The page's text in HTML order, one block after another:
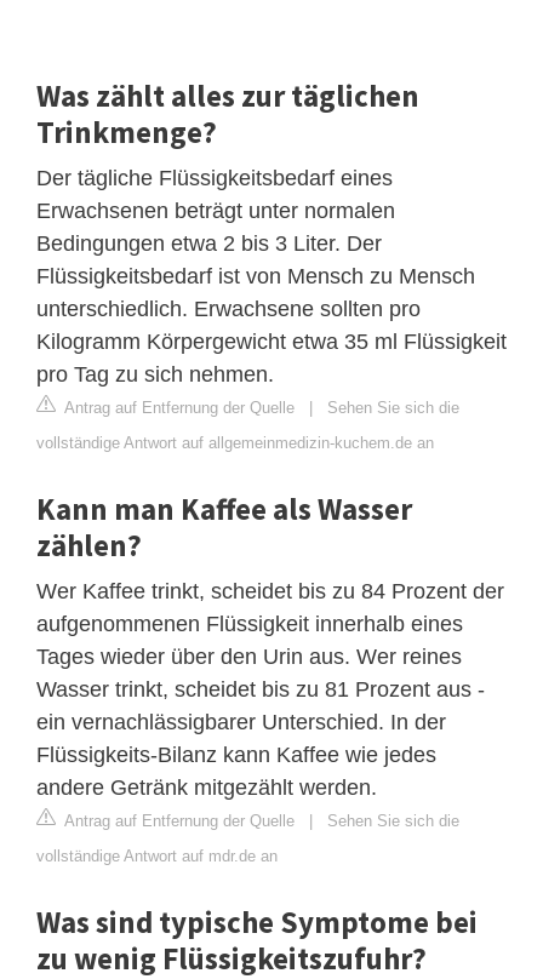
Was zählt alles zur täglichen
Trinkmenge?
Der tägliche Flüssigkeitsbedarf eines
Erwachsenen beträgt unter normalen
Bedingungen etwa 2 bis 3 Liter. Der
Flüssigkeitsbedarf ist von Mensch zu Mensch
unterschiedlich. Erwachsene sollten pro
Kilogramm Körpergewicht etwa 35 ml Flüssigkeit
pro Tag zu sich nehmen.
Antrag auf Entfernung der Quelle | Sehen Sie sich die
vollständige Antwort auf allgemeinmedizin-kuchem.de an
Kann man Kaffee als Wasser
zählen?
Wer Kaffee trinkt, scheidet bis zu 84 Prozent der
aufgenommenen Flüssigkeit innerhalb eines
Tages wieder über den Urin aus. Wer reines
Wasser trinkt, scheidet bis zu 81 Prozent aus -
ein vernachlässigbarer Unterschied. In der
Flüssigkeits-Bilanz kann Kaffee wie jedes
andere Getränk mitgezählt werden.
Antrag auf Entfernung der Quelle | Sehen Sie sich die
vollständige Antwort auf mdr.de an
Was sind typische Symptome bei
zu wenig Flüssigkeitszufuhr?